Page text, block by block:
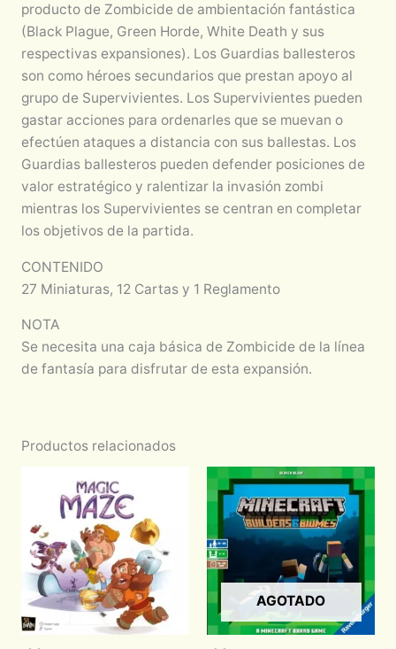
producto de Zombicide de ambientación fantástica
(Black Plague, Green Horde, White Death y sus
respectivas expansiones). Los Guardias ballesteros
son como héroes secundarios que prestan apoyo al
grupo de Supervivientes. Los Supervivientes pueden
gastar acciones para ordenarles que se muevan o
efectúen ataques a distancia con sus ballestas. Los
Guardias ballesteros pueden defender posiciones de
valor estratégico y ralentizar la invasión zombi
mientras los Supervivientes se centran en completar
los objetivos de la partida.
CONTENIDO
27 Miniaturas, 12 Cartas y 1 Reglamento
NOTA
Se necesita una caja básica de Zombicide de la línea
de fantasía para disfrutar de esta expansión.
Productos relacionados
AGOTADO